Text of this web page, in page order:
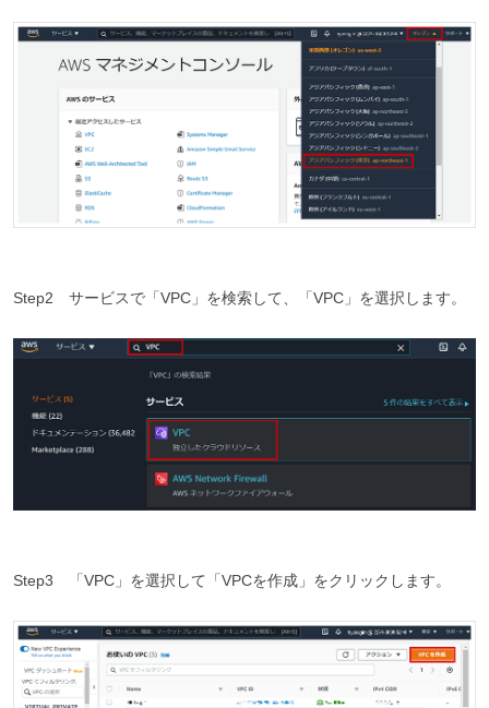
Step2 サービスで「VPC」を検索して、「VPC」を選択します。
Step3 「VPC」を選択して「VPCを作成」をクリックします。